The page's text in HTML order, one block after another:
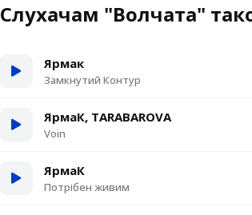
Слухачам "Волчата"
Ярмак
Замкнутий Контур
ЯрмаК, TARABAROVA
Voin
ЯрмаК
Потрібен живим